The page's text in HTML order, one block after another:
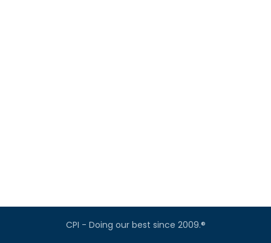
CPI - Doing our best since 2009.®